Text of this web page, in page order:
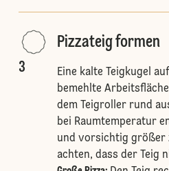
3
Pizzateig formen
Eine kalte Teigkugel
bemehlte
dem Teigroller rund
bei Raumtemperatur
und vorsichtig größer
achten, dass der Teig